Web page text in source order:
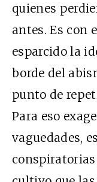
quienes
antes. Es con
esparcido la
borde del
punto de
Para eso
vaguedades,